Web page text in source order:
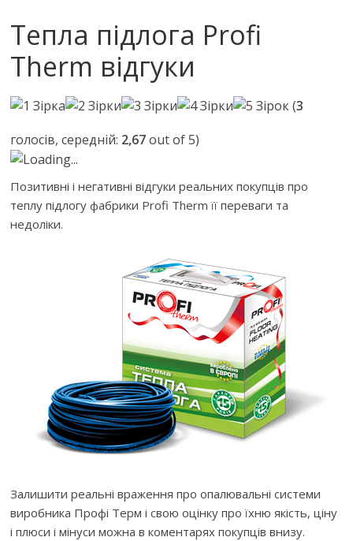
Тепла підлога Profi
Therm відгуки
(3
голосів, середній: 2,67out of 5)
Loading...
Позитивні і негативні відгуки реальних покупців про
теплу підлогу фабрики Profi Therm її переваги та
недоліки.
Залишити реальні враження про опалювальні системи
виробника Профі Терм і свою оцінку про їхню якість, ціну
і плюси і мінуси можна в коментарях покупців внизу.